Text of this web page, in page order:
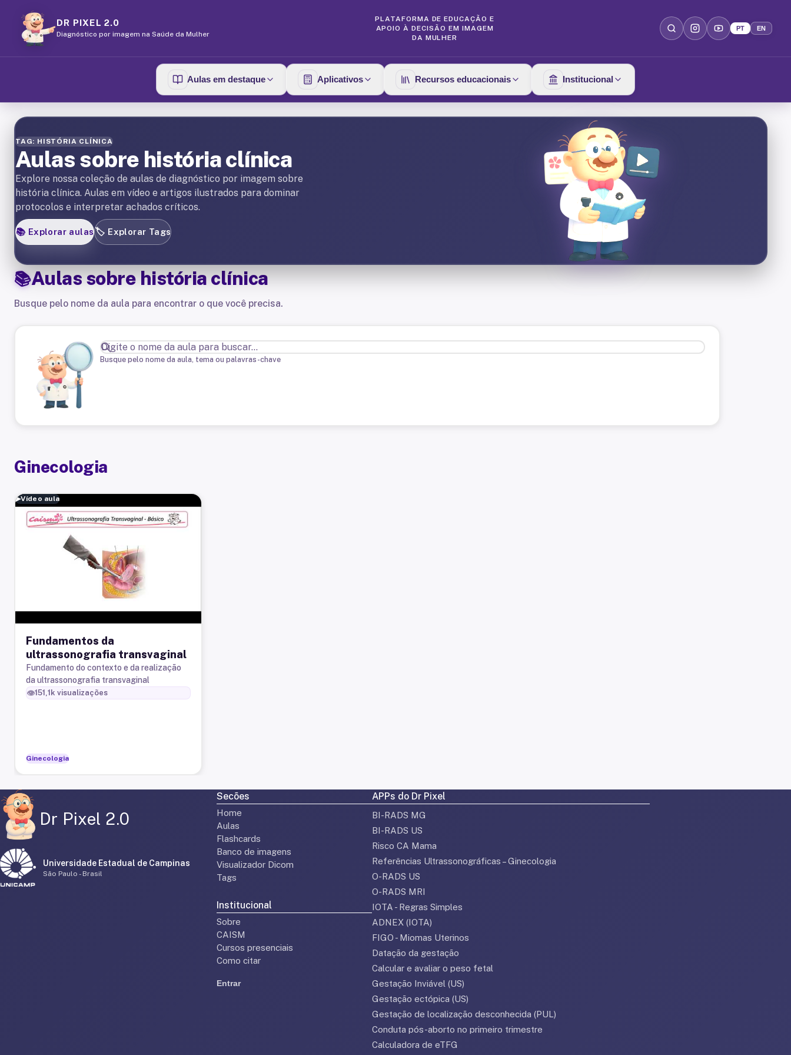
DR PIXEL 2.0
Diagnóstico por imagem na Saúde da Mulher
PLATAFORMA DE EDUCAÇÃO E
APOIO À DECISÃO EM IMAGEM
DA MULHER
PT EN
Aulas em destaque Aplicativos Recursos educacionais Institucional
TAG: HISTÓRIA CLÍNICA
Aulas sobre história clínica
Explore nossa coleção de aulas de diagnóstico por imagem sobre
história clínica. Aulas em vídeo e artigos ilustrados para dominar
protocolos e interpretar achados críticos.
📚 Explorar aulas🏷️ Explorar Tags
Aulas sobrehistória clínica
Busque pelo nome da aula para encontrar o que você precisa.
Busque pelo nome da aula, tema ou palavras-chave
Ginecologia
▶Vídeo aula
Fundamentos da
ultrassonografia transvaginal
Fundamento do contexto e da realização
da ultrassonografia transvaginal
👁️151,1k visualizações
Ginecologia
Dr Pixel 2.0
Universidade Estadual de Campinas
São Paulo - Brasil
Secões
Home
Aulas
Flashcards
Banco de imagens
Visualizador Dicom
Tags
Institucional
Sobre
CAISM
Cursos presenciais
Como citar
Entrar
APPs do Dr Pixel
BI-RADS MG
BI-RADS US
Risco CA Mama
Referências Ultrassonográficas – Ginecologia
O-RADS US
O-RADS MRI
IOTA - Regras Simples
ADNEX (IOTA)
FIGO - Miomas Uterinos
Datação da gestação
Calcular e avaliar o peso fetal
Gestação Inviável (US)
Gestação ectópica (US)
Gestação de localização desconhecida (PUL)
Conduta pós-aborto no primeiro trimestre
Calculadora de eTFG